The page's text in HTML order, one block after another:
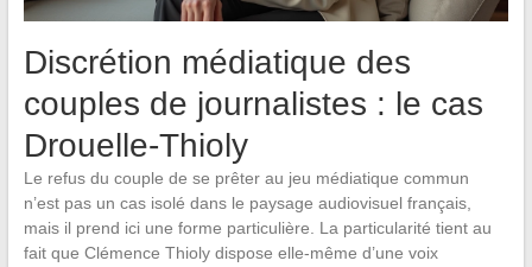
Discrétion médiatique des
couples de journalistes : le cas
Drouelle-Thioly
Le refus du couple de se prêter au jeu médiatique commun
n’est pas un cas isolé dans le paysage audiovisuel français,
mais il prend ici une forme particulière. La particularité tient au
fait que Clémence Thioly dispose elle-même d’une voix